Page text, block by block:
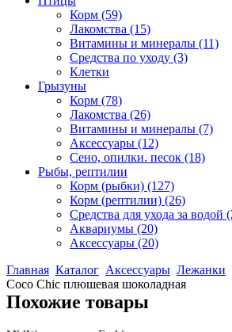
Корм (59)
Лакомства (15)
Витамины и минералы (11)
Средства по уходу (3)
Клетки
Грызуны
Корм (78)
Лакомства (26)
Витамины и минералы (7)
Аксессуары (12)
Сено, опилки. песок (18)
Рыбы, рептилии
Корм (рыбки) (127)
Корм (рептилии) (26)
Средства для ухода за водой
Аквариумы (20)
Аксессуары (20)
Главная Каталог Аксессуары Лежанки
Coco Chic плюшевая шоколадная
Похожие товары